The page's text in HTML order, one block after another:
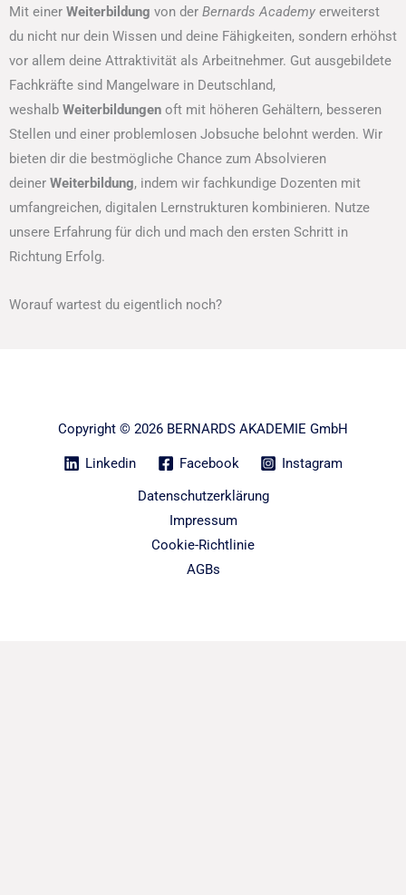
Mit einer Weiterbildung von der Bernards Academy erweiterst
du nicht nur dein Wissen und deine Fähigkeiten, sondern erhöhst
vor allem deine Attraktivität als Arbeitnehmer. Gut ausgebildete
Fachkräfte sind Mangelware in Deutschland,
weshalb Weiterbildungen oft mit höheren Gehältern, besseren
Stellen und einer problemlosen Jobsuche belohnt werden. Wir
bieten dir die bestmögliche Chance zum Absolvieren
deiner Weiterbildung, indem wir fachkundige Dozenten mit
umfangreichen, digitalen Lernstrukturen kombinieren. Nutze
unsere Erfahrung für dich und mach den ersten Schritt in
Richtung Erfolg.
Worauf wartest du eigentlich noch?
Copyright © 2026 BERNARDS AKADEMIE GmbH
Linkedin Facebook
Instagram
Datenschutzerklärung
Impressum
Cookie-Richtlinie
AGBs